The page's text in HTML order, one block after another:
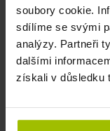
soubory cookie.
sdílíme se svými
analýzy. Partneři
dalšími
získali v důsledku